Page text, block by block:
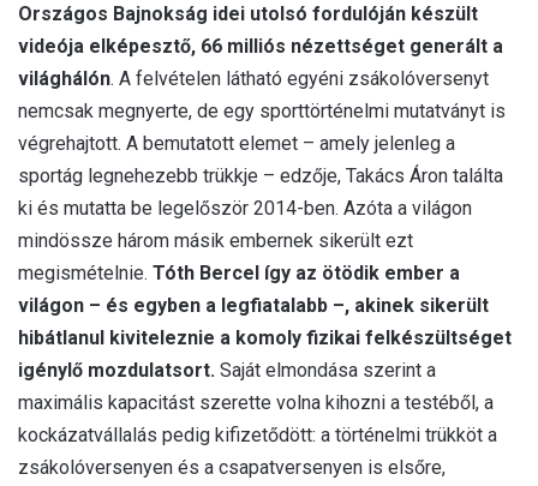
Országos Bajnokság idei utolsó fordulóján készült
videója elképesztő, 66 milliós nézettséget generált a
világhálón. A felvételen látható egyéni zsákolóversenyt
nemcsak megnyerte, de egy sporttörténelmi mutatványt is
végrehajtott. A bemutatott elemet – amely jelenleg a
sportág legnehezebb trükkje – edzője, Takács Áron találta
ki és mutatta be legelőször 2014-ben. Azóta a világon
mindössze három másik embernek sikerült ezt
megismételnie. Tóth Bercel így az ötödik ember a
világon – és egyben a legfiatalabb –, akinek sikerült
hibátlanul kiviteleznie a komoly fizikai felkészültséget
igénylő mozdulatsort. Saját elmondása szerint a
maximális kapacitást szerette volna kihozni a testéből, a
kockázatvállalás pedig kifizetődött: a történelmi trükköt a
zsákolóversenyen és a csapatversenyen is elsőre,